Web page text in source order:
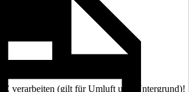
verarbeiten (gilt für Umluft und Untergrund)!